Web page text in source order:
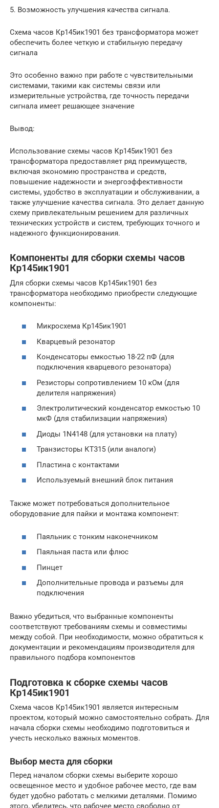
5. Возможность улучшения качества сигнала.
Схема часов Кр145ик1901 без трансформатора может
обеспечить более четкую и стабильную передачу
сигнала
Это особенно важно при работе с чувствительными
системами, такими как системы связи или
измерительные устройства, где точность передачи
сигнала имеет решающее значение
Вывод:
Использование схемы часов Кр145ик1901 без
трансформатора предоставляет ряд преимуществ,
включая экономию пространства и средств,
повышение надежности и энергоэффективности
системы, удобство в эксплуатации и обслуживании, а
также улучшение качества сигнала. Это делает данную
схему привлекательным решением для различных
технических устройств и систем, требующих точного и
надежного функционирования.
Компоненты для сборки схемы часов
Кр145ик1901
Для сборки схемы часов Кр145ик1901 без
трансформатора необходимо приобрести следующие
компоненты:
Микросхема Кр145ик1901
Кварцевый резонатор
Конденсаторы емкостью 18-22 пФ (для
подключения кварцевого резонатора)
Резисторы сопротивлением 10 кОм (для
делителя напряжения)
Электролитический конденсатор емкостью 10
мкФ (для стабилизации напряжения)
Диоды 1N4148 (для установки на плату)
Транзисторы КТ315 (или аналоги)
Пластина с контактами
Используемый внешний блок питания
Также может потребоваться дополнительное
оборудование для пайки и монтажа компонент:
Паяльник с тонким наконечником
Паяльная паста или флюс
Пинцет
Дополнительные провода и разъемы для
подключения
Важно убедиться, что выбранные компоненты
соответствуют требованиям схемы и совместимы
между собой. При необходимости, можно обратиться к
документации и рекомендациям производителя для
правильного подбора компонентов
Подготовка к сборке схемы часов
Кр145ик1901
Схема часов Кр145ик1901 является интересным
проектом, который можно самостоятельно собрать. Для
начала сборки схемы необходимо подготовиться и
учесть несколько важных моментов.
Выбор места для сборки
Перед началом сборки схемы выберите хорошо
освещенное место и удобное рабочее место, где вам
будет удобно работать с мелкими деталями. Помимо
этого, убедитесь, что рабочее место свободно от